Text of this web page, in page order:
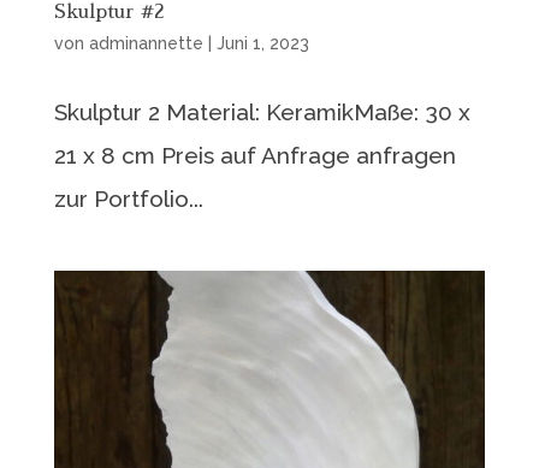
Skulptur #2
von adminannette Juni 1, 2023
Skulptur 2 Material: KeramikMaße: 30 x
21 x 8 cm Preis auf Anfrage anfragen
zur Portfolio...